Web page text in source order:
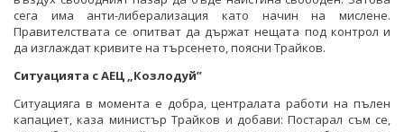
сега има анти-либерализация като начин на мислене.
Правителствата се опитват да държат нещата под контрол и
да изглаждат кривите на търсенето, поясни Трайков.
Ситуацията с АЕЦ „Козлодуй”
Ситуацияга в момента е добра, централата работи на пълен
капациет, каза министър Трайков и добави: Постарал съм се,